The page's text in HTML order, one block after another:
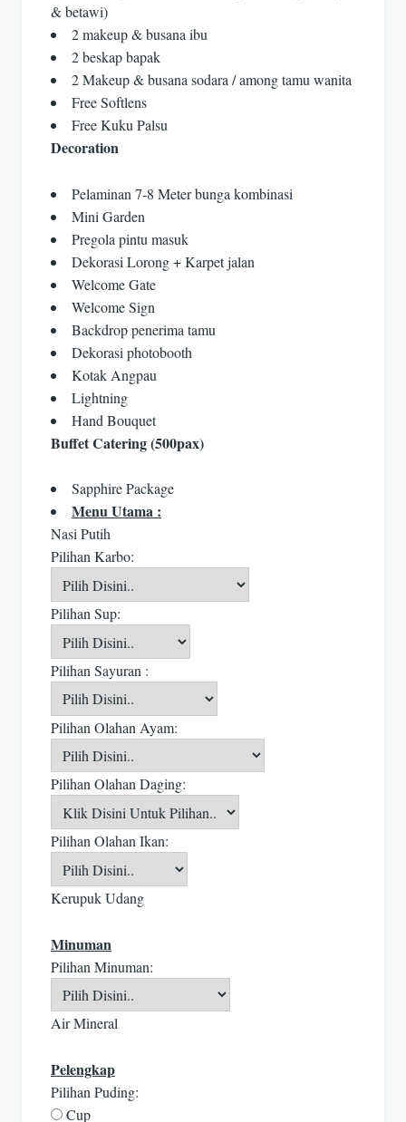
& betawi)
2 makeup & busana ibu
2 beskap bapak
2 Makeup & busana sodara / among tamu wanita
Free Softlens
Free Kuku Palsu
Decoration
Pelaminan 7-8 Meter bunga kombinasi
Mini Garden
Pregola pintu masuk
Dekorasi Lorong + Karpet jalan
Welcome Gate
Welcome Sign
Backdrop penerima tamu
Dekorasi photobooth
Kotak Angpau
Lightning
Hand Bouquet
Buffet Catering (500pax)
Sapphire Package
Menu Utama :
Nasi Putih
Pilihan Karbo:
Pilihan Sup:
Pilihan Sayuran :
Pilihan Olahan Ayam:
Pilihan Olahan Daging:
Pilihan Olahan Ikan:
Kerupuk Udang
Minuman
Pilihan Minuman:
Air Mineral
Pelengkap
Pilihan Puding:
Cup